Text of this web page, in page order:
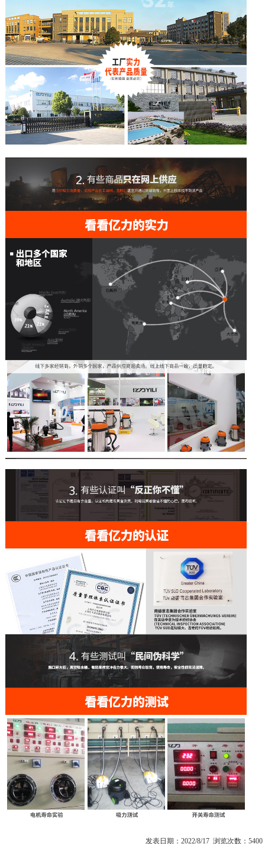
发表日期：2022/8/17 浏览次数：5400